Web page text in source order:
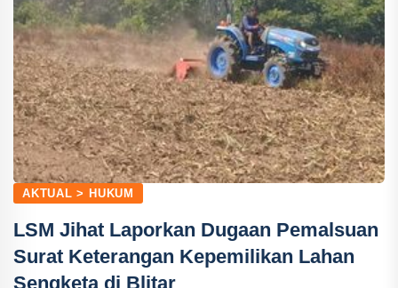
AKTUAL > HUKUM
LSM Jihat Laporkan Dugaan Pemalsuan
Surat Keterangan Kepemilikan Lahan
Sengketa di Blitar